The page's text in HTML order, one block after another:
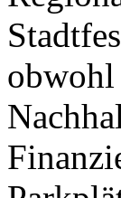
obwohl